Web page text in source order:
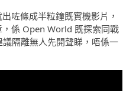
咗條成半粒鐘既實機影片，
係 Open World 既探索同戰
隔離無人先開聲睇，唔係一